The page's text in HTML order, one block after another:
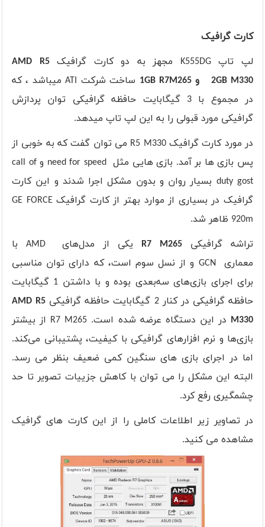
کارت گرافیک
لپ تاپK555DG مجهز به دو کارت گرافیکAMD R5
M330
2GB و R7M265
1GB ساخت شرکت ATI میباشد ، که
در مجموع با 3 گیگابایت حافظه گرافیکی توان پردازش
گرافیکی مورد قبولی را به این لپ تاپ میدهد.
در مورد کارت گرافیکR5 M330 می توان گفت که به خوبی از
پس بازی ها بر آمد. بازی هایی مثل need for speed وcall of
duty gost بسیار روان و بدون مشکل اجرا شدند و این کارت
گرافیک در بسیاری از موارد بهتر از کارت گرافیکGE FORCE
920m ظاهر شد.
تراشه گرافیکی R7 M265 یکی از مدل‌های AMD با
معماری
GCN و از نسل سوم است، که دارای توان مناسبی
برای اجرای بازی‌های سه‌بعدی بوده و با داشتن 1 گیگابایت
حافظه گرافیکی در کنار 2 گیگابایت حافظه گرافیکی
AMD R5
M330 در این دستگاه عرضه شده است. R7 M265 از بیشتر
بازی‌ها و نرم افزارهای گرافیکی با کیفیت، پشتیبانی می‌کند.
اما در اجرای بازی های سنگین کمی ضعیف بنظر می رسد.
البته این مشکل را می توان با کاهش جزییات تصویر تا حد
چشمگیری رفع کرد.
در تصاویر زیر اطلاعات کاملی را از این کارت های گرافیک
مشاهده می کنید.